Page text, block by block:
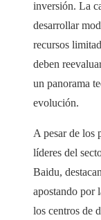
inversión. La
desarrollar
recursos
deben
un panorama
evolución.
A pesar de los
líderes del
Baidu,
apostando por
los centros de